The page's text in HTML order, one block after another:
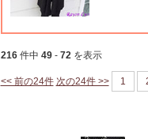
216件中 49- 72を表示
<< 前の24件 次の24件 >> 1